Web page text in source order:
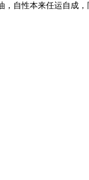
，自性本来任运自成